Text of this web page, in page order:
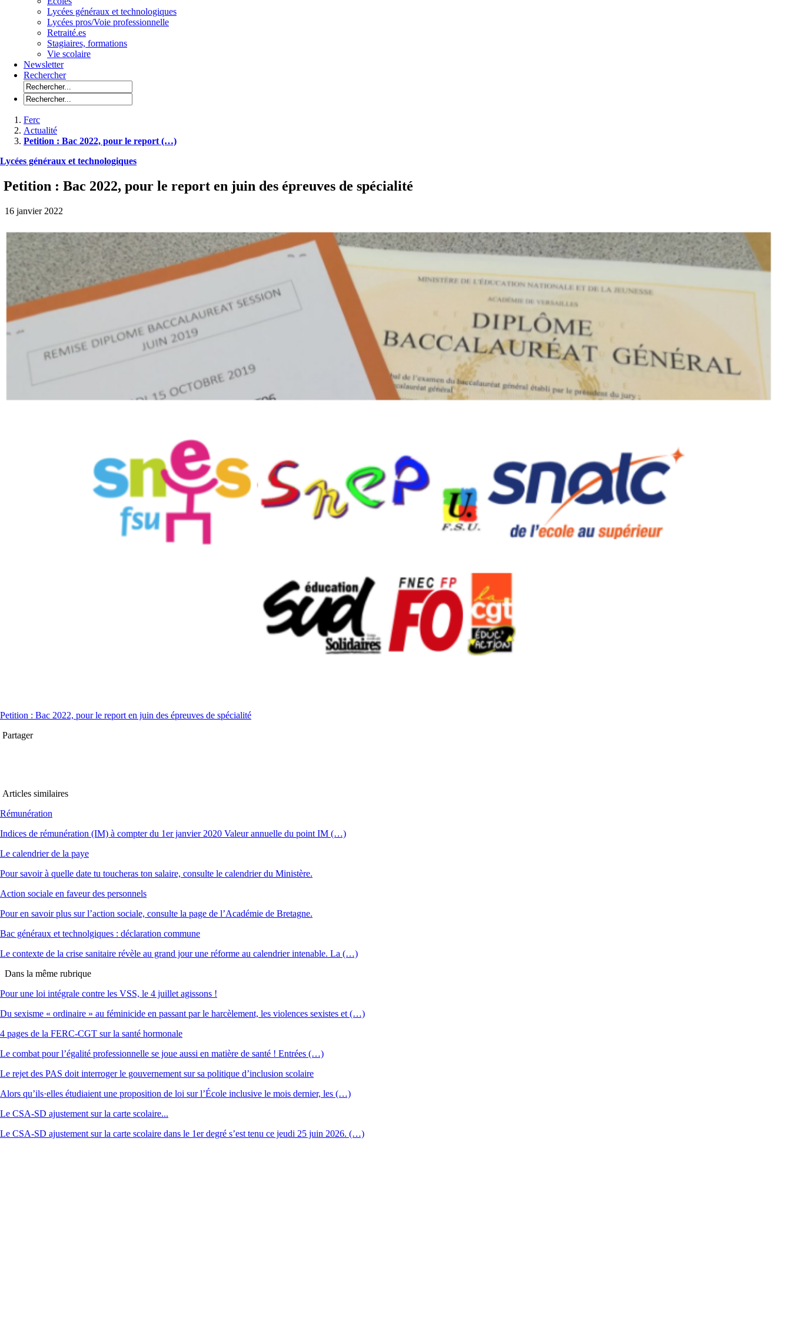
Lycées généraux et technologiques
Lycées pros/Voie professionnelle
Retraité.es
Stagiaires, formations
Vie scolaire
Newsletter
Rechercher
Ferc
Actualité
Petition : Bac 2022, pour le report (…)
Lycées généraux et technologiques
Petition : Bac 2022, pour le report en juin des épreuves de spécialité
16 janvier 2022
Petition : Bac 2022, pour le report en juin des épreuves de spécialité
Partager
Articles similaires
Rémunération
Indices de rémunération (IM) à compter du 1er janvier 2020 Valeur annuelle du point IM (…)
Le calendrier de la paye
Pour savoir à quelle date tu toucheras ton salaire, consulte le calendrier du Ministère.
Action sociale en faveur des personnels
Pour en savoir plus sur l’action sociale, consulte la page de l’Académie de Bretagne.
Bac généraux et technolgiques : déclaration commune
Le contexte de la crise sanitaire révèle au grand jour une réforme au calendrier intenable. La (…)
Dans la même rubrique
Pour une loi intégrale contre les VSS, le 4 juillet agissons !
Du sexisme « ordinaire » au féminicide en passant par le harcèlement, les violences sexistes et (…)
4 pages de la FERC-CGT sur la santé hormonale
Le combat pour l’égalité professionnelle se joue aussi en matière de santé ! Entrées (…)
Le rejet des PAS doit interroger le gouvernement sur sa politique d’inclusion scolaire
Alors qu’ils·elles étudiaient une proposition de loi sur l’École inclusive le mois dernier, les (…)
Le CSA-SD ajustement sur la carte scolaire...
Le CSA-SD ajustement sur la carte scolaire dans le 1er degré s’est tenu ce jeudi 25 juin 2026. (…)